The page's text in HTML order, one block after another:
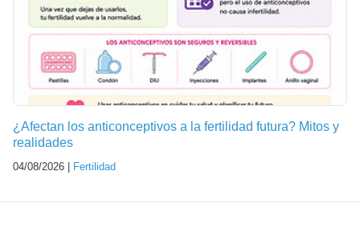
¿Afectan los anticonceptivos a la fertilidad futura? Mitos y
realidades
04/08/2026 | Fertilidad